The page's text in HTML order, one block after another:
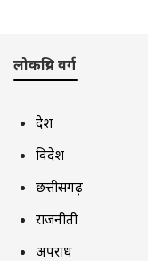
लोकप्रिय वर्ग
देश
विदेश
छत्तीसगढ़
राजनीती
अपराध